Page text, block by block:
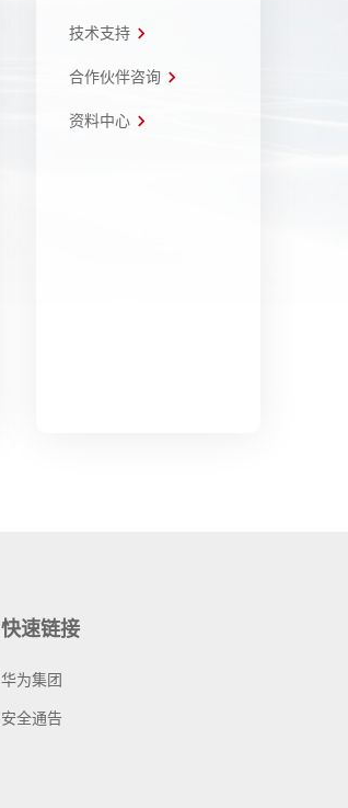
技术支持
合作伙伴咨询
资料中心
快速链接
华为集团
安全通告